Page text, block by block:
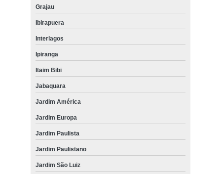
Grajau
Ibirapuera
Interlagos
Ipiranga
Itaim Bibi
Jabaquara
Jardim América
Jardim Europa
Jardim Paulista
Jardim Paulistano
Jardim São Luiz